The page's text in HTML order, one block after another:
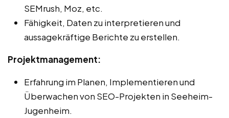
SEMrush, Moz, etc.
Fähigkeit, Daten zu interpretieren und
aussagekräftige Berichte zu erstellen.
Projektmanagement:
Erfahrung im Planen, Implementieren und
Überwachen von SEO-Projekten in Seeheim-
Jugenheim.